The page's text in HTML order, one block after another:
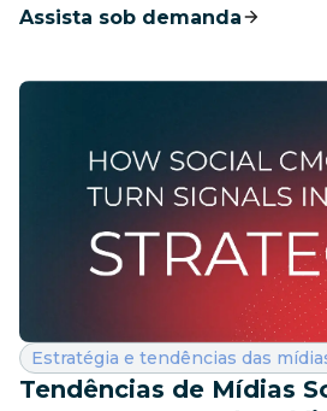
ajudará você a começar a
Assista sob demanda
Categoria:
Estratégia e tendências das
Tendências de Mídias